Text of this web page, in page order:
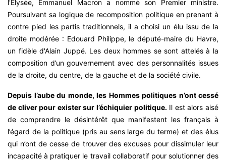
l'Élysée, Emmanuel Macron a nommé son Premier ministre.
Poursuivant sa logique de recomposition politique en prenant à
contre pied les partis traditionnels, il a choisi un élu issu de la
droite modérée : Edouard Philippe, le député-maire du Havre,
un fidèle d'Alain Juppé. Les deux hommes se sont attelés à la
composition d’un gouvernement avec des personnalités issues
de la droite, du centre, de la gauche et de la société civile.
Depuis l’aube du monde, les Hommes politiques n’ont cessé
de cliver pour exister sur l’échiquier politique.Il est alors aisé
de comprendre le désintérêt que manifestent les français à
l’égard de la politique (pris au sens large du terme) et des élus
qui n’ont de cesse de trouver des excuses pour dissimuler leur
incapacité à pratiquer le travail collaboratif pour solutionner des